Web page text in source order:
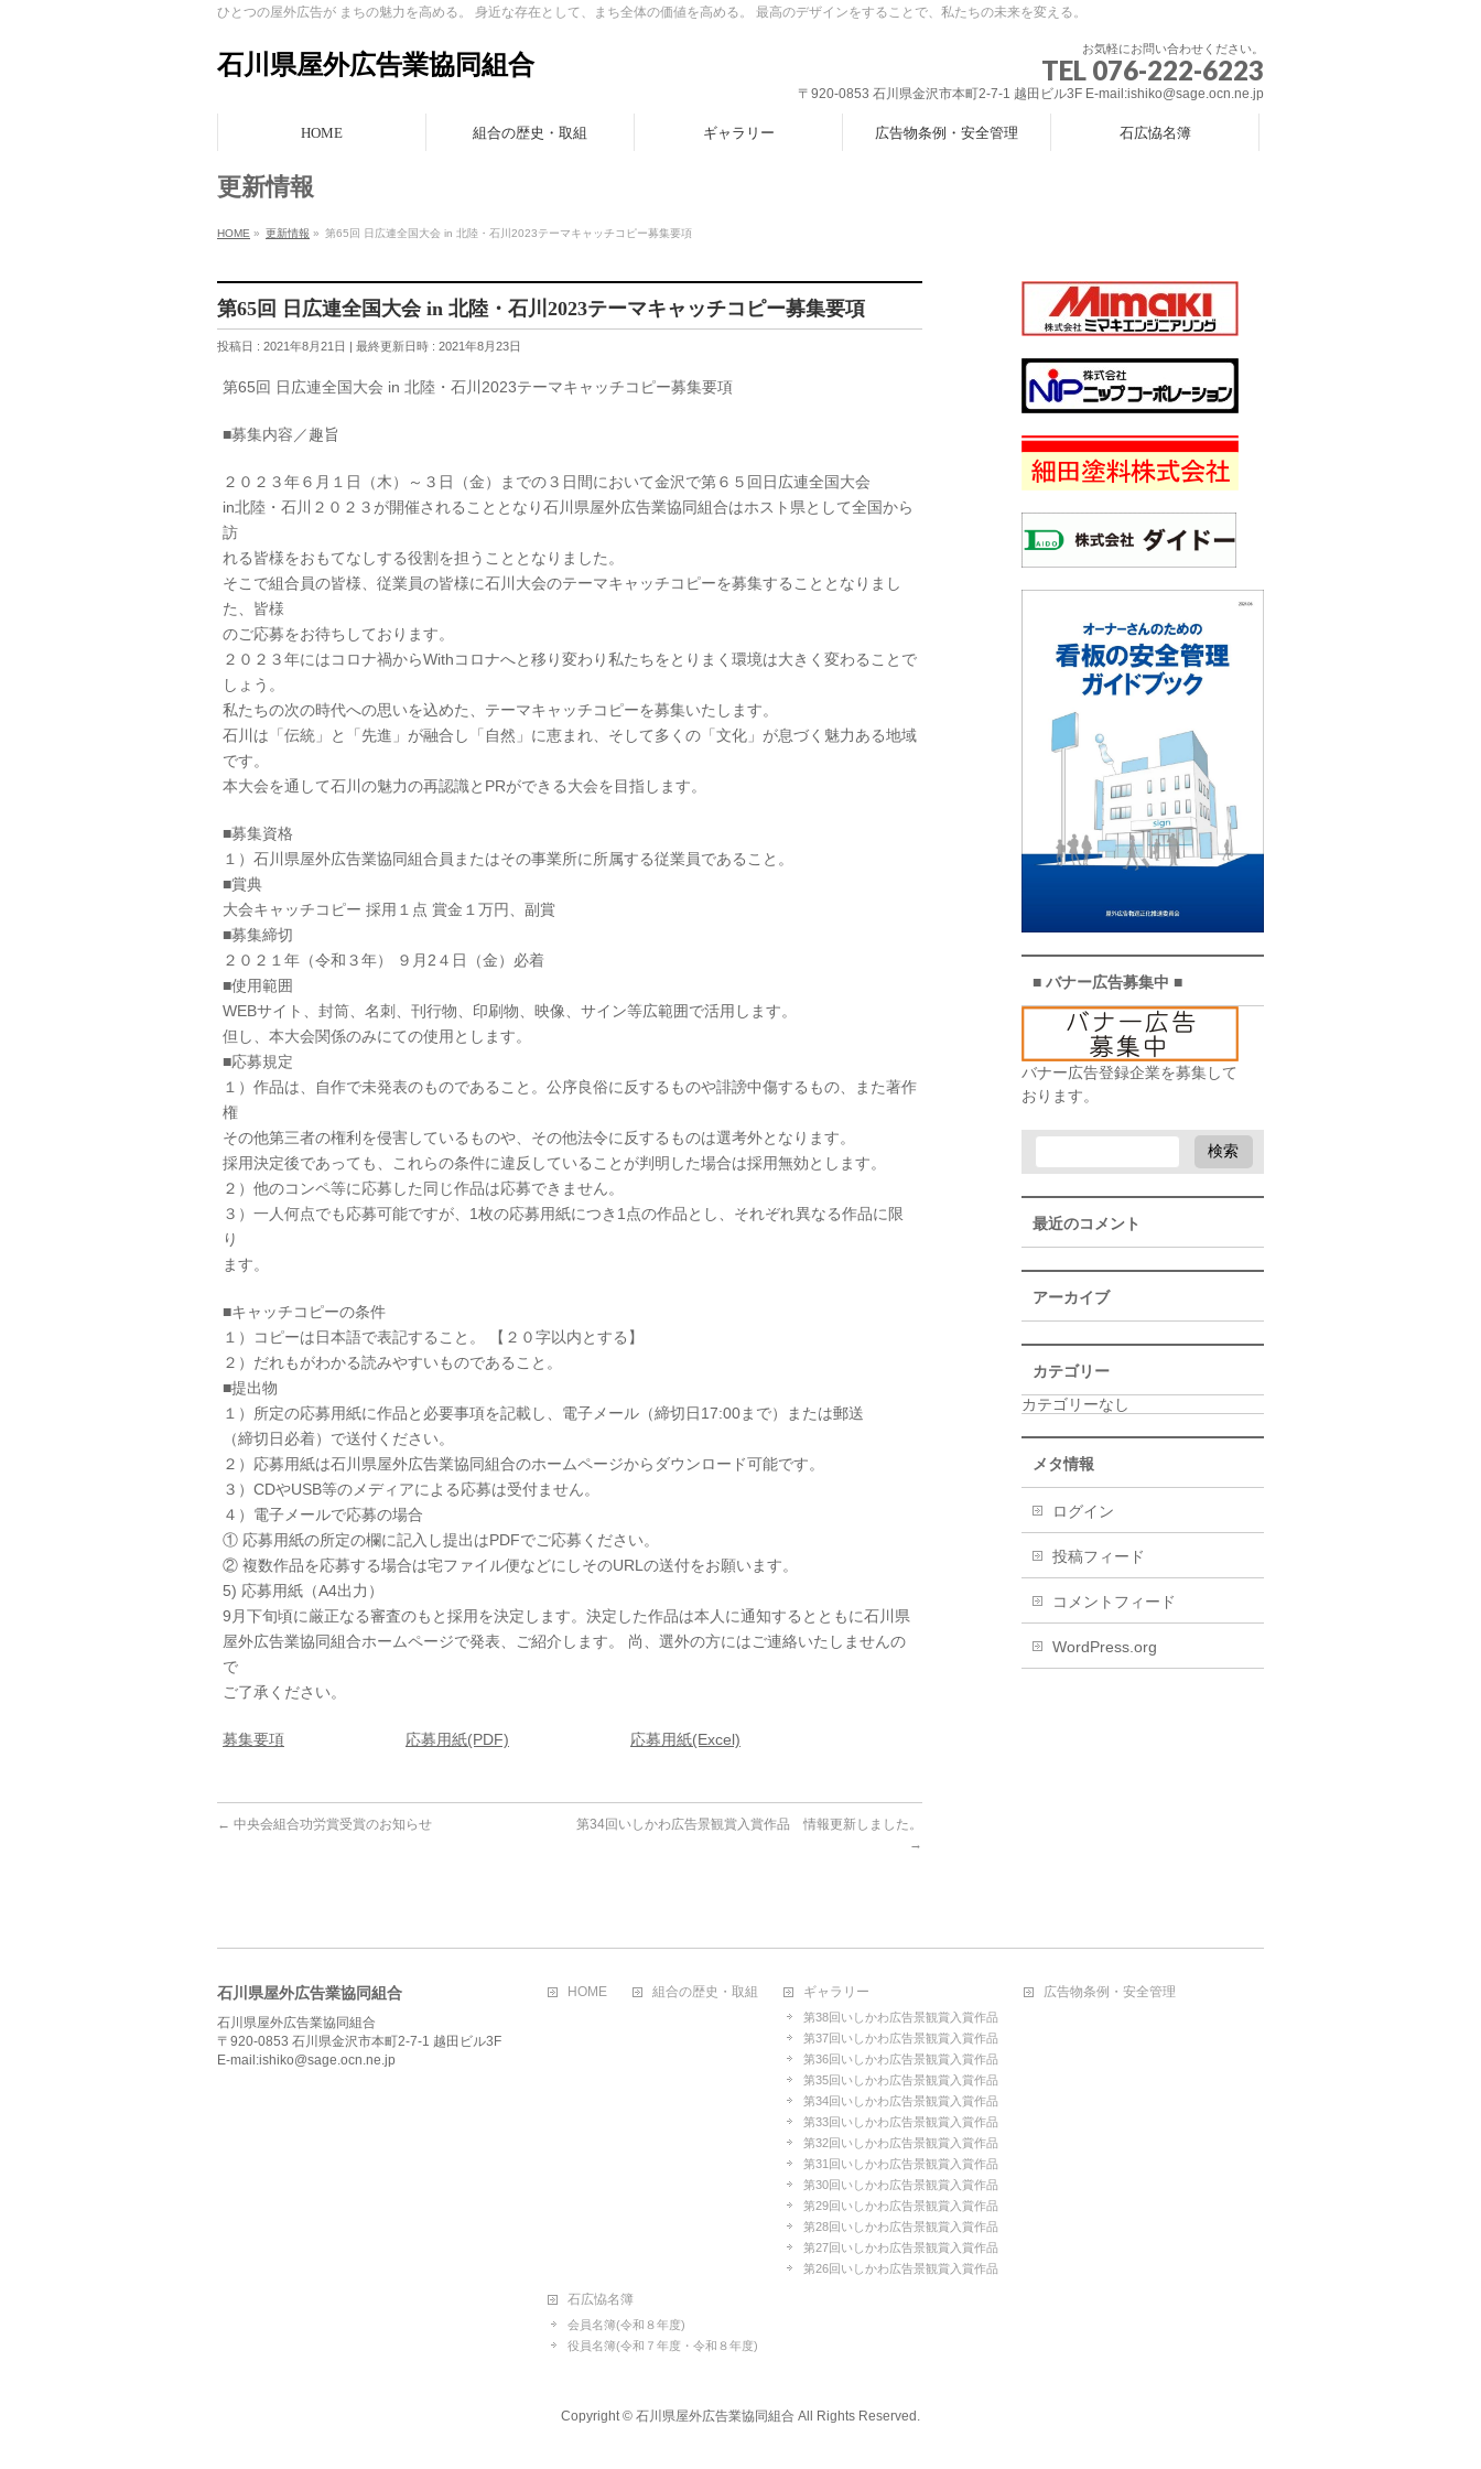
ひとつの屋外広告が まちの魅力を高める。 身近な存在として、まち全体の価値を高める。 最高のデザインをすることで、私たちの未来を変える。
石川県屋外広告業協同組合
お気軽にお問い合わせください。
TEL 076-222-6223
〒920-0853 石川県金沢市本町2-7-1 越田ビル3F E-mail:ishiko@sage.ocn.ne.jp
HOME 組合の歴史・取組 ギャラリー 広告物条例・安全管理 石広恊名簿
更新情報
HOME » 更新情報 » 第65回 日広連全国大会 in 北陸・石川2023テーマキャッチコピー募集要項
第65回 日広連全国大会 in 北陸・石川2023テーマキャッチコピー募集要項
投稿日 : 2021年8月21日 最終更新日時 : 2021年8月23日
第65回 日広連全国大会 in 北陸・石川2023テーマキャッチコピー募集要項
■募集内容／趣旨
２０２３年６月１日（木）～３日（金）までの３日間において金沢で第６５回日広連全国大会
in北陸・石川２０２３が開催されることとなり石川県屋外広告業協同組合はホスト県として全国から
訪
れる皆様をおもてなしする役割を担うこととなりました。
そこで組合員の皆様、従業員の皆様に石川大会のテーマキャッチコピーを募集することとなりまし
た、皆様
のご応募をお待ちしております。
２０２３年にはコロナ禍からWithコロナへと移り変わり私たちをとりまく環境は大きく変わることで
しょう。
私たちの次の時代への思いを込めた、テーマキャッチコピーを募集いたします。
石川は「伝統」と「先進」が融合し「自然」に恵まれ、そして多くの「文化」が息づく魅力ある地域
です。
本大会を通して石川の魅力の再認識とPRができる大会を目指します。
■募集資格
１）石川県屋外広告業協同組合員またはその事業所に所属する従業員であること。
■賞典
大会キャッチコピー 採用１点 賞金１万円、副賞
■募集締切
２０２１年（令和３年） ９月2４日（金）必着
■使用範囲
WEBサイト、封筒、名刺、刊行物、印刷物、映像、サイン等広範囲で活用します。
但し、本大会関係のみにての使用とします。
■応募規定
１）作品は、自作で未発表のものであること。公序良俗に反するものや誹謗中傷するもの、また著作
権
その他第三者の権利を侵害しているものや、その他法令に反するものは選考外となります。
採用決定後であっても、これらの条件に違反していることが判明した場合は採用無効とします。
２）他のコンペ等に応募した同じ作品は応募できません。
３）一人何点でも応募可能ですが、1枚の応募用紙につき1点の作品とし、それぞれ異なる作品に限
り
ます。
■キャッチコピーの条件
１）コピーは日本語で表記すること。 【２０字以内とする】
２）だれもがわかる読みやすいものであること。
■提出物
１）所定の応募用紙に作品と必要事項を記載し、電子メール（締切日17:00まで）または郵送
（締切日必着）で送付ください。
２）応募用紙は石川県屋外広告業協同組合のホームページからダウンロード可能です。
３）CDやUSB等のメディアによる応募は受付ません。
４）電子メールで応募の場合
① 応募用紙の所定の欄に記入し提出はPDFでご応募ください。
② 複数作品を応募する場合は宅ファイル便などにしそのURLの送付をお願います。
5) 応募用紙（A4出力）
9月下旬頃に厳正なる審査のもと採用を決定します。決定した作品は本人に通知するとともに石川県
屋外広告業協同組合ホームページで発表、ご紹介します。 尚、選外の方にはご連絡いたしませんの
で
ご了承ください。
募集要項 応募用紙(PDF) 応募用紙(Excel)
← 中央会組合功労賞受賞のお知らせ
第34回いしかわ広告景観賞入賞作品 情報更新しました。
→
■ バナー広告募集中 ■
バナー広告登録企業を募集して
おります。
最近のコメント
アーカイブ
カテゴリー
カテゴリーなし
メタ情報
ログイン
投稿フィード
コメントフィード
WordPress.org
石川県屋外広告業協同組合
石川県屋外広告業協同組合
〒920-0853 石川県金沢市本町2-7-1 越田ビル3F
E-mail:ishiko@sage.ocn.ne.jp
HOME 組合の歴史・取組 ギャラリー
第38回いしかわ広告景観賞入賞作品
第37回いしかわ広告景観賞入賞作品
第36回いしかわ広告景観賞入賞作品
第35回いしかわ広告景観賞入賞作品
第34回いしかわ広告景観賞入賞作品
第33回いしかわ広告景観賞入賞作品
第32回いしかわ広告景観賞入賞作品
第31回いしかわ広告景観賞入賞作品
第30回いしかわ広告景観賞入賞作品
第29回いしかわ広告景観賞入賞作品
第28回いしかわ広告景観賞入賞作品
第27回いしかわ広告景観賞入賞作品
第26回いしかわ広告景観賞入賞作品
広告物条例・安全管理
石広恊名簿
会員名簿(令和８年度)
役員名簿(令和７年度・令和８年度)
Copyright © 石川県屋外広告業協同組合 All Rights Reserved.